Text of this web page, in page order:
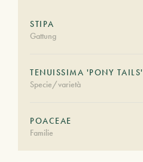
STIPA
Gattung
TENUISSIMA 'PONY TAILS'
Specie/varietà
POACEAE
Familie